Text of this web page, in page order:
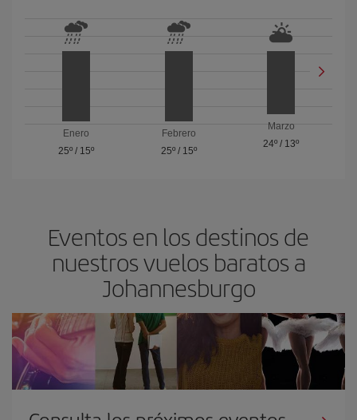
Enero
25º/ 15º
Febrero
25º/ 15º
Marzo
24º / 13º
Eventos en los destinos de
nuestros vuelos baratos a
Johannesburgo